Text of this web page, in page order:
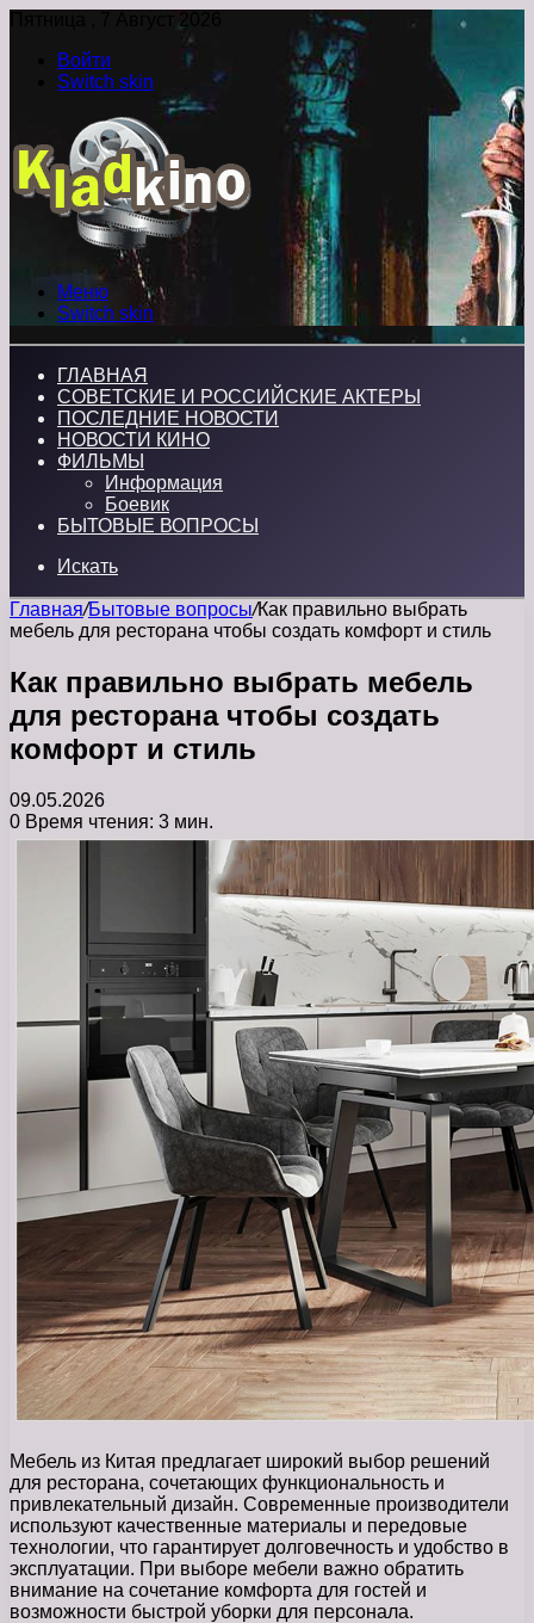
Пятница , 7 Август 2026
Войти
Switch skin
Меню
Switch skin
ГЛАВНАЯ
СОВЕТСКИЕ И РОССИЙСКИЕ АКТЕРЫ
ПОСЛЕДНИЕ НОВОСТИ
НОВОСТИ КИНО
ФИЛЬМЫ
Информация
Боевик
БЫТОВЫЕ ВОПРОСЫ
Искать
Главная/Бытовые вопросы/Как правильно выбрать
мебель для ресторана чтобы создать комфорт и стиль
Как правильно выбрать мебель
для ресторана чтобы создать
комфорт и стиль
09.05.2026
0 Время чтения: 3 мин.
Мебель из Китая предлагает широкий выбор решений
для ресторана, сочетающих функциональность и
привлекательный дизайн. Современные производители
используют качественные материалы и передовые
технологии, что гарантирует долговечность и удобство в
эксплуатации. При выборе мебели важно обратить
внимание на сочетание комфорта для гостей и
возможности быстрой уборки для персонала.